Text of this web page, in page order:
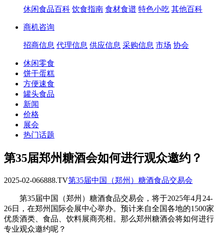
休闲食品百科 饮食指南 食材食谱 特色小吃 其他百科
商机咨询
招商信息 代理信息 供应信息 采购信息 市场 协会
休闲零食
饼干蛋糕
方便速食
罐头食品
新闻
价格
展会
热门话题
第35届郑州糖酒会如何进行观众邀约？
2025-02-066888.TV第35届中国（郑州）糖酒食品交易会
第35届中国（郑州）糖酒食品交易会，将于2025年4月24-
26日，在郑州国际会展中心举办。预计来自全国各地的1500家
优质酒类、食品、饮料展商亮相。那么郑州糖酒会将如何进行
专业观众邀约呢？